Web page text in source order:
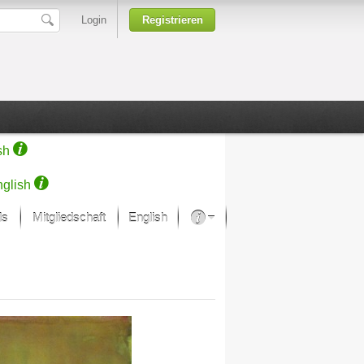
Login Registrieren
Mitgliedschaft English
Kunsthäuser